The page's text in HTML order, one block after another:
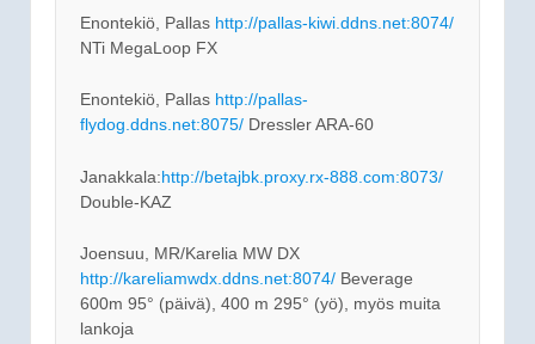
Enontekiö, Pallas http://pallas-kiwi.ddns.net:8074/
NTi MegaLoop FX
Enontekiö, Pallas http://pallas-
flydog.ddns.net:8075/ Dressler ARA-60
Janakkala:http://betajbk.proxy.rx-888.com:8073/
Double-KAZ
Joensuu, MR/Karelia MW DX
http://kareliamwdx.ddns.net:8074/ Beverage
600m 95° (päivä), 400 m 295° (yö), myös muita
lankoja